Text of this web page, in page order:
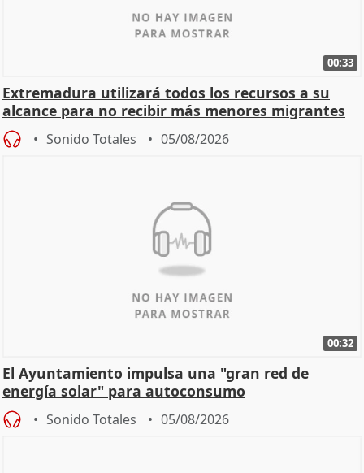
00:33
Extremadura utilizará todos los recursos a su
alcance para no recibir más menores migrantes
Sonido Totales 05/08/2026
00:32
El Ayuntamiento impulsa una "gran red de
energía solar" para autoconsumo
Sonido Totales 05/08/2026